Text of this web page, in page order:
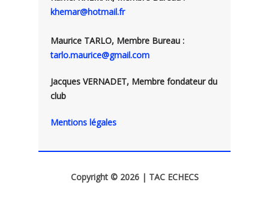
khemar@hotmail.fr
Maurice TARLO, Membre Bureau :
tarlo.maurice@gmail.com
Jacques VERNADET, Membre fondateur du
club
Mentions légales
Copyright © 2026 | TAC ECHECS